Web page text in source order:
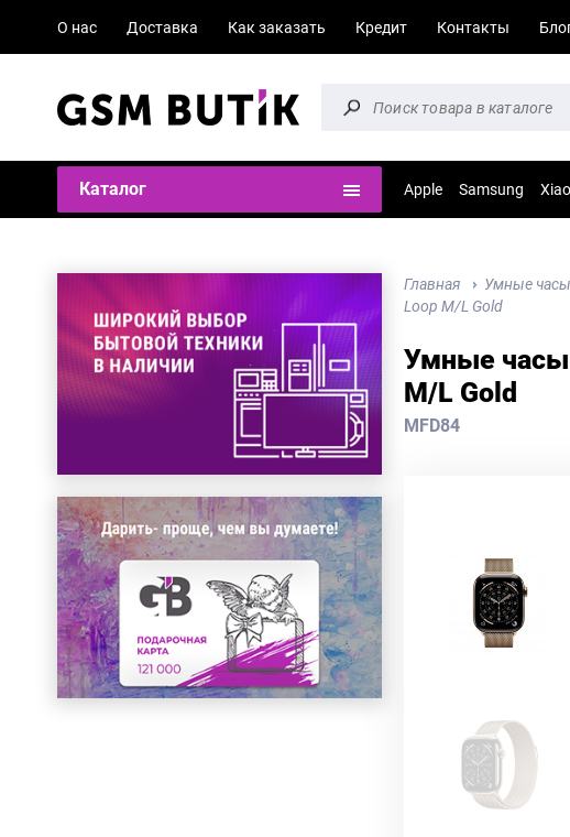
О нас Доставка Как заказать Кредит Контакты
Каталог Apple Samsung
Главная Умные
Loop M/L Gold
Умные часы
M/L Gold
MFD84